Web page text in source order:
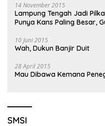
14 November 2015
Lampung Tengah Jadi
Punya Kans Paling Besar,
10 Juni 2015
Wah, Dukun Banjir Duit
28 April 2015
Mau Dibawa Kemana
SMSI